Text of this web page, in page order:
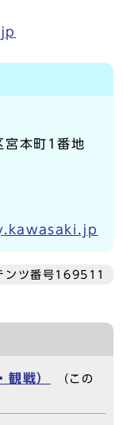
本町1番地
ンツ番号169511
観戦）
（この